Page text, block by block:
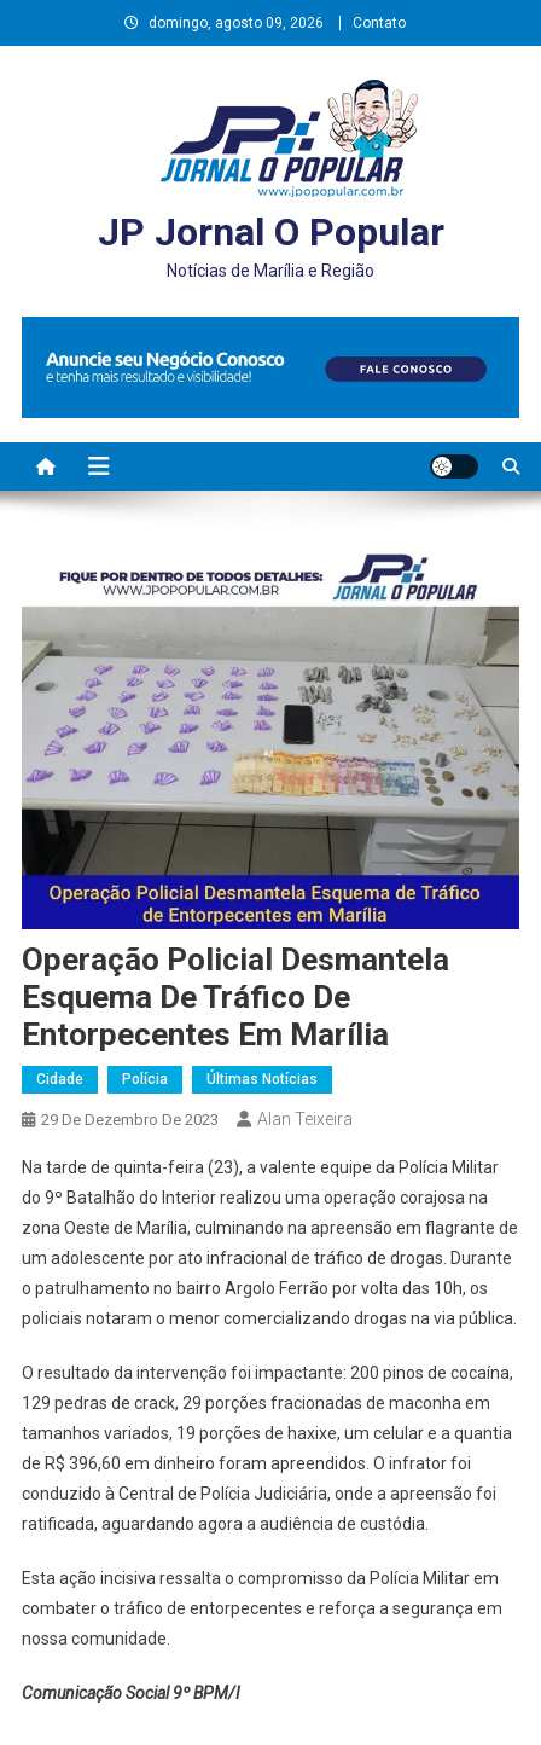
to
domingo, agosto 09, 2026 Contato
JP Jornal O Popular
Notícias de Marília e Região
Operação Policial Desmantela
Esquema De Tráfico De
Entorpecentes Em Marília
Cidade Polícia Últimas Notícias
29 De Dezembro De 2023 Alan Teixeira
Na tarde de quinta-feira (23), a valente equipe da Polícia Militar
do 9º Batalhão do Interior realizou uma operação corajosa na
zona Oeste de Marília, culminando na apreensão em flagrante de
um adolescente por ato infracional de tráfico de drogas. Durante
o patrulhamento no bairro Argolo Ferrão por volta das 10h, os
policiais notaram o menor comercializando drogas na via pública.
O resultado da intervenção foi impactante: 200 pinos de cocaína,
129 pedras de crack, 29 porções fracionadas de maconha em
tamanhos variados, 19 porções de haxixe, um celular e a quantia
de R$ 396,60 em dinheiro foram apreendidos. O infrator foi
conduzido à Central de Polícia Judiciária, onde a apreensão foi
ratificada, aguardando agora a audiência de custódia.
Esta ação incisiva ressalta o compromisso da Polícia Militar em
combater o tráfico de entorpecentes e reforça a segurança em
nossa comunidade.
Comunicação Social 9º BPM/I